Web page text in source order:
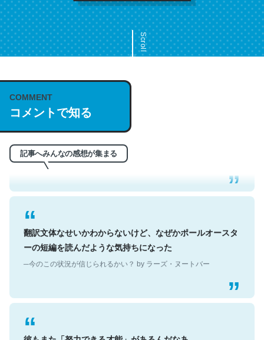
Scroll
COMMENT
コメントで知る
記事へみんなの感想が集まる
これは名文。彼はとてもクレバーなんだろうなと凄く思
う。英語少しでも読める人は原文もお勧め。自分はこの流
れ好き。Let’s Fucking Go. Then Covid hit. Shit.
─今のこの状況が信じられるかい？ by ラーズ・ヌートバー
翻訳文体なせいかわからないけど、なぜかポールオースタ
ーの短編を読んだような気持ちになった
─今のこの状況が信じられるかい？ by ラーズ・ヌートバー
彼もまた「努力できる才能」があるんだなあ